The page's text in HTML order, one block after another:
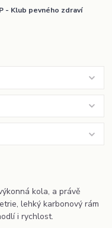
- Klub pevného zdraví
kola, a právě
lehký karbonový rám
i rychlost.